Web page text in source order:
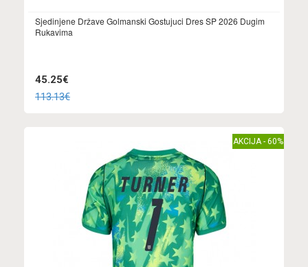
Sjedinjene Države Golmanski Gostujuci Dres SP 2026 Dugim
Rukavima
45.25€
113.13€
AKCIJA - 60%